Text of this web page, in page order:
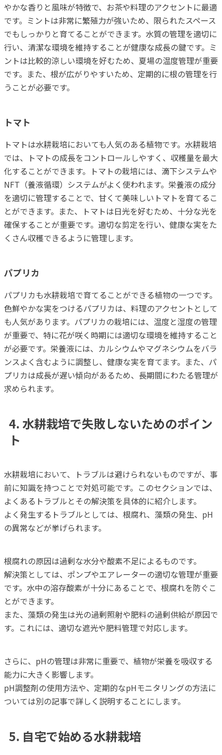
やかな香りと風味が特徴で、お茶や料理のアクセントに最適
です。ミントは非常に繁殖力が強いため、限られたスペース
でもしっかりと育てることができます。水質の管理を適切に
行い、清潔な環境を維持することが健康な成長の鍵です。ミ
ントは比較的涼しい環境を好むため、夏場の温度管理が重要
です。また、根が広がりやすいため、定期的に根の管理を行
うことが必要です。
トマト
トマトは水耕栽培においても人気のある植物です。水耕栽培
では、トマトの成長をコントロールしやすく、収穫量を最大
化することができます。トマトの栽培には、滴下システムや
NFT（養液循環）システムがよく使われます。栄養液の成分
を適切に管理することで、甘くて美味しいトマトを育てるこ
とができます。また、トマトは日光を好むため、十分な光を
確保することが重要です。適切な剪定を行い、健康な実をた
くさん収穫できるように管理します。
パプリカ
パプリカも水耕栽培で育てることができる植物の一つです。
色鮮やかな実をつけるパプリカは、料理のアクセントとして
も人気があります。パプリカの栽培には、温度と湿度の管理
が重要で、特に花が咲く時期には適切な環境を維持すること
が必要です。栄養液には、カルシウムやマグネシウムをバラ
ンスよく含むように調整し、健康な実を育てます。また、パ
プリカは成長が遅い傾向があるため、長期間にわたる管理が
求められます。
4. 水耕栽培で失敗しないためのポイン
ト
水耕栽培において、トラブルは避けられないものですが、事
前に知識を持つことで対処可能です。このセクションでは、
よくあるトラブルとその解決策を具体的に紹介します。
よく発生するトラブルとしては、根腐れ、藻類の発生、pH
の異常などが挙げられます。
根腐れの原因は過剰な水分や酸素不足によるものです。
解決策としては、ポンプやエアレーターの適切な管理が重要
です。水中の溶存酸素が十分にあることで、根腐れを防ぐこ
とができます。
また、藻類の発生は光の過剰照射や肥料の過剰供給が原因で
す。これには、適切な遮光や肥料管理で対応します。
さらに、pHの管理は非常に重要で、植物が栄養を吸収する
能力に大きく影響します。
pH調整剤の使用方法や、定期的なpHモニタリングの方法に
ついては別の記事で詳しく説明することにします。
5. 自宅で始める水耕栽培